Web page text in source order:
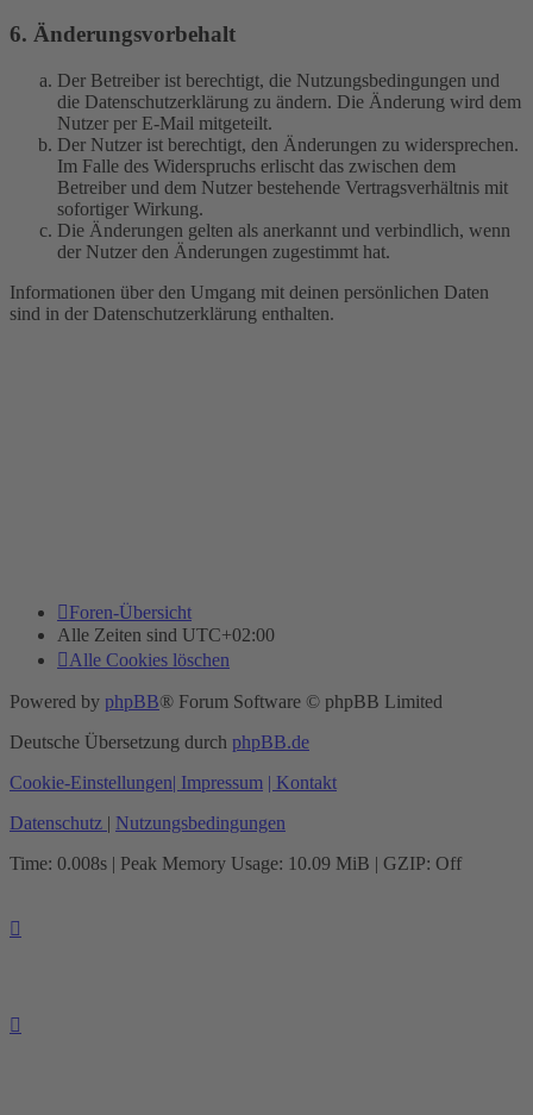
6. Änderungsvorbehalt
Der Betreiber ist berechtigt, die Nutzungsbedingungen und
die Datenschutzerklärung zu ändern. Die Änderung wird dem
Nutzer per E-Mail mitgeteilt.
Der Nutzer ist berechtigt, den Änderungen zu widersprechen.
Im Falle des Widerspruchs erlischt das zwischen dem
Betreiber und dem Nutzer bestehende Vertragsverhältnis mit
sofortiger Wirkung.
Die Änderungen gelten als anerkannt und verbindlich, wenn
der Nutzer den Änderungen zugestimmt hat.
Informationen über den Umgang mit deinen persönlichen Daten
sind in der Datenschutzerklärung enthalten.
Foren-Übersicht
Alle Zeiten sind UTC+02:00
Alle Cookies löschen
Powered by phpBB® Forum Software © phpBB Limited
Deutsche Übersetzung durch phpBB.de
Cookie-Einstellungen| Impressum | Kontakt
Datenschutz | Nutzungsbedingungen
Time: 0.008s | Peak Memory Usage: 10.09 MiB | GZIP: Off